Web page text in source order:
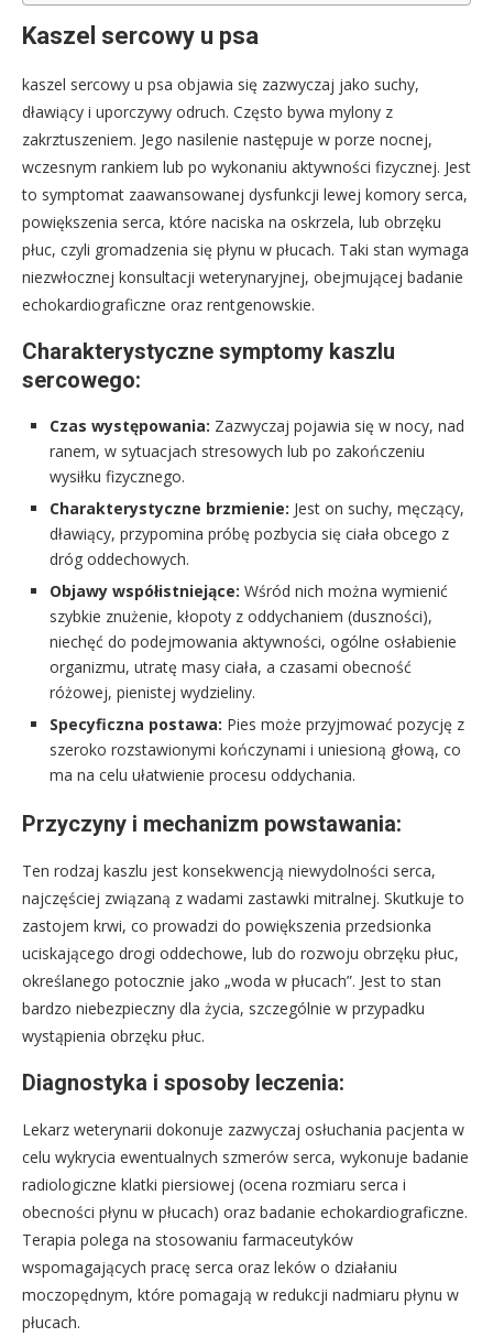
Kaszel sercowy u psa
kaszel sercowy u psa objawia się zazwyczaj jako suchy,
dławiący i uporczywy odruch. Często bywa mylony z
zakrztuszeniem. Jego nasilenie następuje w porze nocnej,
wczesnym rankiem lub po wykonaniu aktywności fizycznej. Jest
to symptomat zaawansowanej dysfunkcji lewej komory serca,
powiększenia serca, które naciska na oskrzela, lub obrzęku
płuc, czyli gromadzenia się płynu w płucach. Taki stan wymaga
niezwłocznej konsultacji weterynaryjnej, obejmującej badanie
echokardiograficzne oraz rentgenowskie.
Charakterystyczne symptomy kaszlu
sercowego:
Czas występowania: Zazwyczaj pojawia się w nocy, nad
ranem, w sytuacjach stresowych lub po zakończeniu
wysiłku fizycznego.
Charakterystyczne brzmienie: Jest on suchy, męczący,
dławiący, przypomina próbę pozbycia się ciała obcego z
dróg oddechowych.
Objawy współistniejące: Wśród nich można wymienić
szybkie znużenie, kłopoty z oddychaniem (duszności),
niechęć do podejmowania aktywności, ogólne osłabienie
organizmu, utratę masy ciała, a czasami obecność
różowej, pienistej wydzieliny.
Specyficzna postawa: Pies może przyjmować pozycję z
szeroko rozstawionymi kończynami i uniesioną głową, co
ma na celu ułatwienie procesu oddychania.
Przyczyny i mechanizm powstawania:
Ten rodzaj kaszlu jest konsekwencją niewydolności serca,
najczęściej związaną z wadami zastawki mitralnej. Skutkuje to
zastojem krwi, co prowadzi do powiększenia przedsionka
uciskającego drogi oddechowe, lub do rozwoju obrzęku płuc,
określanego potocznie jako „woda w płucach”. Jest to stan
bardzo niebezpieczny dla życia, szczególnie w przypadku
wystąpienia obrzęku płuc.
Diagnostyka i sposoby leczenia:
Lekarz weterynarii dokonuje zazwyczaj osłuchania pacjenta w
celu wykrycia ewentualnych szmerów serca, wykonuje badanie
radiologiczne klatki piersiowej (ocena rozmiaru serca i
obecności płynu w płucach) oraz badanie echokardiograficzne.
Terapia polega na stosowaniu farmaceutyków
wspomagających pracę serca oraz leków o działaniu
moczopędnym, które pomagają w redukcji nadmiaru płynu w
płucach.